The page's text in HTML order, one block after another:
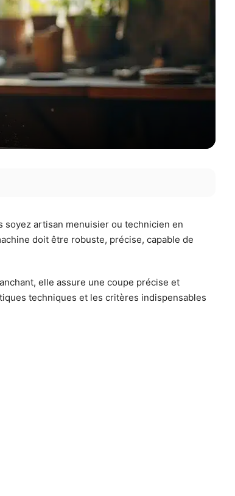
soyez artisan menuisier ou technicien en
doit être robuste, précise, capable de
elle assure une coupe précise et
techniques et les critères indispensables